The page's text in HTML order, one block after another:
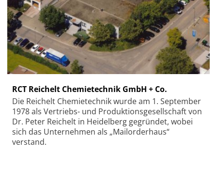
RCT Reichelt Chemietechnik GmbH + Co.
Die Reichelt Chemietechnik wurde am 1. September
1978 als Vertriebs- und Produktionsgesellschaft von
Dr. Peter Reichelt in Heidelberg gegründet, wobei
sich das Unternehmen als „Mailorderhaus“
verstand.